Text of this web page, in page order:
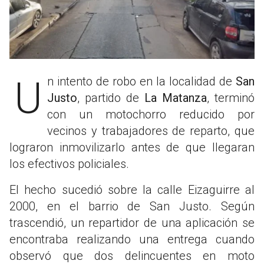
Un intento de robo en la localidad de San
Justo, partido de La Matanza, terminó
con un motochorro reducido por
vecinos y trabajadores de reparto, que
lograron inmovilizarlo antes de que llegaran
los efectivos policiales.
El hecho sucedió sobre la calle Eizaguirre al
2000, en el barrio de San Justo. Según
trascendió, un repartidor de una aplicación se
encontraba realizando una entrega cuando
observó que dos delincuentes en moto